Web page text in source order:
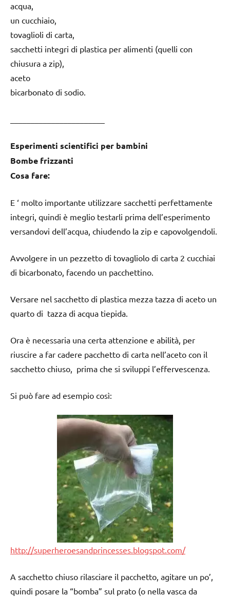
acqua,
un cucchiaio,
tovaglioli di carta,
sacchetti integri di plastica per alimenti (quelli con
chiusura a zip),
aceto
bicarbonato di sodio.
Esperimenti scientifici per bambini
Bombe frizzanti
Cosa fare:
E ‘ molto importante utilizzare sacchetti perfettamente
integri, quindi è meglio testarli prima dell’esperimento
versandovi dell’acqua, chiudendo la zip e capovolgendoli.
Avvolgere in un pezzetto di tovagliolo di carta 2 cucchiai
di bicarbonato, facendo un pacchettino.
Versare nel sacchetto di plastica mezza tazza di aceto un
quarto di tazza di acqua tiepida.
Ora è necessaria una certa attenzione e abilità, per
riuscire a far cadere pacchetto di carta nell’aceto con il
sacchetto chiuso, prima che si sviluppi l’effervescenza.
Si può fare ad esempio così:
http://superheroesandprincesses.blogspot.com/
A sacchetto chiuso rilasciare il pacchetto, agitare un po’,
quindi posare la “bomba” sul prato (o nella vasca da